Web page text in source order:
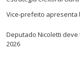
Vice‑prefeito
Deputado Nicoletti deve
2026